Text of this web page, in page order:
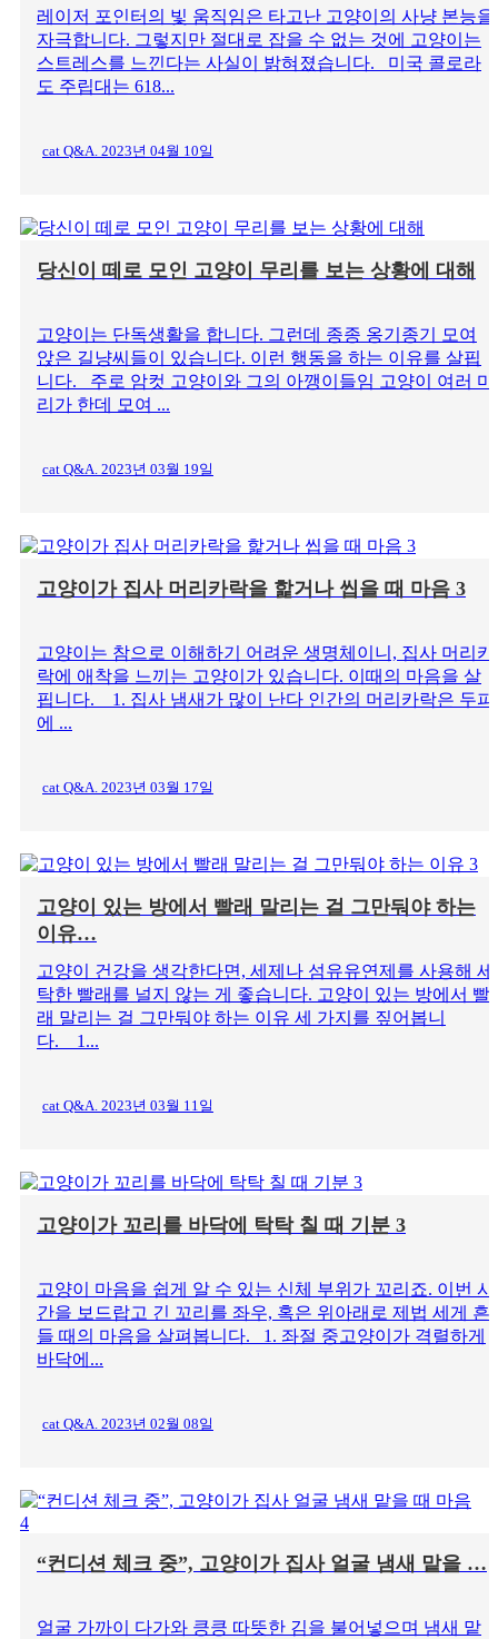
레이저 포인터의 빛 움직임은 타고난 고양이의 사냥 본능을
자극합니다. 그렇지만 절대로 잡을 수 없는 것에 고양이는
스트레스를 느낀다는 사실이 밝혀졌습니다. 미국 콜로라
도 주립대는 618...
cat Q&A. 2023년 04월 10일
당신이 떼로 모인 고양이 무리를 보는 상황에 대해
고양이는 단독생활을 합니다. 그런데 종종 옹기종기 모여
앉은 길냥씨들이 있습니다. 이런 행동을 하는 이유를 살핍
니다. 주로 암컷 고양이와 그의 아깽이들임 고양이 여러 마
리가 한데 모여 ...
cat Q&A. 2023년 03월 19일
고양이가 집사 머리카락을 핥거나 씹을 때 마음 3
고양이는 참으로 이해하기 어려운 생명체이니, 집사 머리카
락에 애착을 느끼는 고양이가 있습니다. 이때의 마음을 살
핍니다. 1. 집사 냄새가 많이 난다 인간의 머리카락은 두피
에 ...
cat Q&A. 2023년 03월 17일
고양이 있는 방에서 빨래 말리는 걸 그만둬야 하는
이유…
고양이 건강을 생각한다면, 세제나 섬유유연제를 사용해 세
탁한 빨래를 널지 않는 게 좋습니다. 고양이 있는 방에서 빨
래 말리는 걸 그만둬야 하는 이유 세 가지를 짚어봅니
다. 1...
cat Q&A. 2023년 03월 11일
고양이가 꼬리를 바닥에 탁탁 칠 때 기분 3
고양이 마음을 쉽게 알 수 있는 신체 부위가 꼬리죠. 이번 시
간을 보드랍고 긴 꼬리를 좌우, 혹은 위아래로 제법 세게 흔
들 때의 마음을 살펴봅니다. 1. 좌절 중고양이가 격렬하게
바닥에...
cat Q&A. 2023년 02월 08일
“컨디션 체크 중”, 고양이가 집사 얼굴 냄새 맡을 …
얼굴 가까이 다가와 킁킁 따뜻한 김을 불어넣으며 냄새 맡